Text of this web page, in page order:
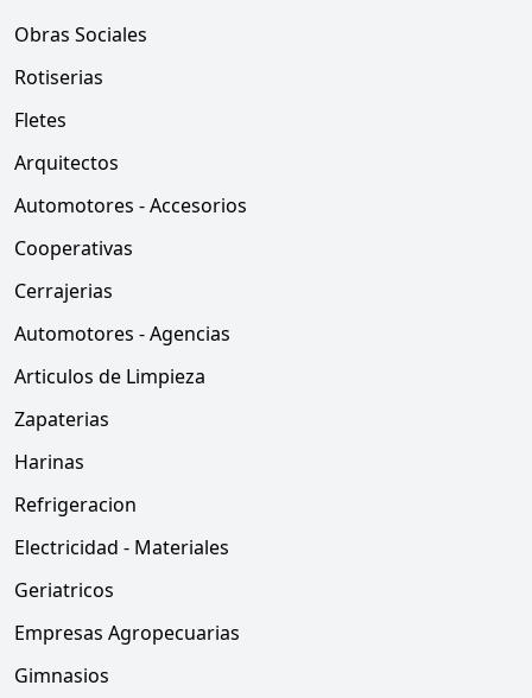
Obras Sociales
Rotiserias
Fletes
Arquitectos
Automotores - Accesorios
Cooperativas
Cerrajerias
Automotores - Agencias
Articulos de Limpieza
Zapaterias
Harinas
Refrigeracion
Electricidad - Materiales
Geriatricos
Empresas Agropecuarias
Gimnasios